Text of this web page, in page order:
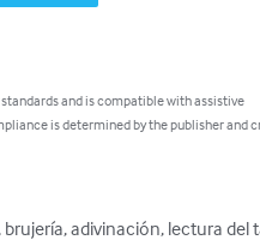
and is compatible with assistive
is determined by the publisher and
adivinación, lectura del